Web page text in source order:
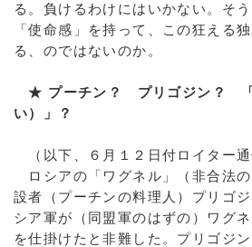
る。負けるわけにはいかない。そ
「使命感」を持って、この狂える
る、のではないのか。
★ プーチン？ プリゴジン？ 「
い）」？
（以下、６月１２日付ロイター通
ロシアの「ワグネル」（非合法
設者（プーチンの料理人）プリゴ
シア軍が（同盟軍のはずの）ワグ
を仕掛けたと非難した。プリゴジ